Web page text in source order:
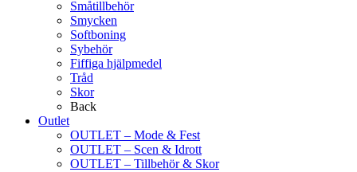
Småtillbehör
Smycken
Softboning
Sybehör
Fiffiga hjälpmedel
Tråd
Skor
Back
Outlet
OUTLET – Mode & Fest
OUTLET – Scen & Idrott
OUTLET – Tillbehör & Skor